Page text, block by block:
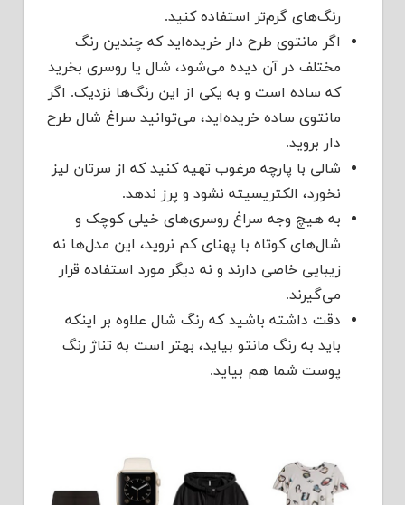
رنگ‌های گرم‌تر استفاده کنید.
اگر مانتوی طرح دار خریده‌اید که چندین رنگ
مختلف در آن دیده می‌شود، شال یا روسری بخرید
که ساده است و به یکی از این رنگ‌ها نزدیک. اگر
مانتوی ساده خریده‌اید، می‌توانید سراغ شال طرح
دار بروید.
شالی با پارچه مرغوب تهیه کنید که از سرتان لیز
نخورد، الکتریسیته نشود و پرز ندهد.
به هیچ وجه سراغ روسری‌های خیلی کوچک و
شال‌های کوتاه با پهنای کم نروید، این مدل‌ها نه
زیبایی خاصی دارند و نه دیگر مورد استفاده قرار
می‌گیرند.
دقت داشته باشید که رنگ شال علاوه بر اینکه
باید به رنگ مانتو بیاید، بهتر است به تناژ رنگ
پوست شما هم بیاید.